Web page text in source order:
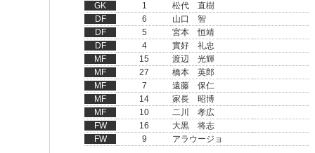
GK 1
松代 直樹
DF
6
山口 智
DF
5
宮本 恒靖
DF
4
實好 礼忠
MF
15
渡辺 光輝
MF
27
橋本 英郎
MF
7
遠藤 保仁
MF
14
家長 昭博
MF
10
二川 孝広
FW
16
大黒 将志
FW
9
アラウージョ